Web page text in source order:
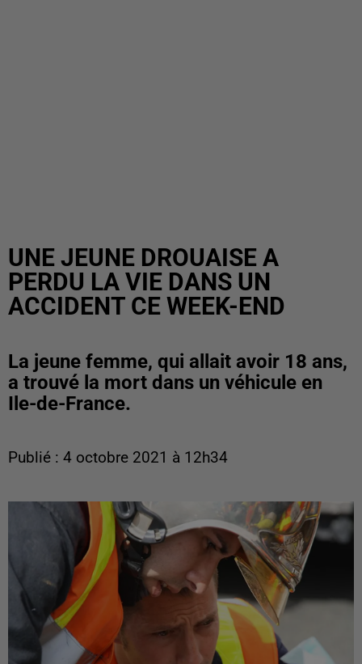
UNE JEUNE DROUAISE A
PERDU LA VIE DANS UN
ACCIDENT CE WEEK-END
La jeune femme, qui allait avoir 18 ans,
a trouvé la mort dans un véhicule en
Ile-de-France.
Publié : 4 octobre 2021 à 12h34